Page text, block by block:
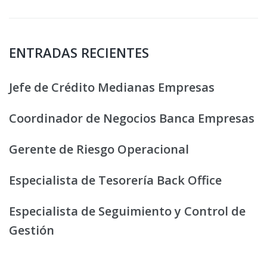
ENTRADAS RECIENTES
Jefe de Crédito Medianas Empresas
Coordinador de Negocios Banca Empresas
Gerente de Riesgo Operacional
Especialista de Tesorería Back Office
Especialista de Seguimiento y Control de
Gestión